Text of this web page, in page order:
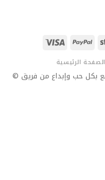
الصفحة الرئيسية